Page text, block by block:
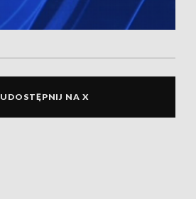
UDOSTĘPNIJ NA X